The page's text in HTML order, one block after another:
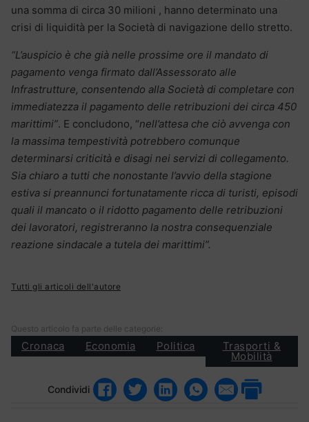
una somma di circa 30 milioni , hanno determinato una
crisi di liquidità per la Società di navigazione dello stretto.
“L’auspicio è che già nelle prossime ore il mandato di
pagamento venga firmato dall’Assessorato alle
Infrastrutture, consentendo alla Società di completare con
immediatezza il pagamento delle retribuzioni dei circa 450
marittimi”. E concludono, “nell’attesa che ciò avvenga con
la massima tempestività potrebbero comunque
determinarsi criticità e disagi nei servizi di collegamento.
Sia chiaro a tutti che nonostante l’avvio della stagione
estiva si preannunci fortunatamente ricca di turisti, episodi
quali il mancato o il ridotto pagamento delle retribuzioni
dei lavoratori, registreranno la nostra consequenziale
reazione sindacale a tutela dei marittimi”.
Tutti gli articoli dell'autore
Questo articolo fa parte delle categorie:
Cronaca Economia Politica Trasporti &
Mobilità
Condividi